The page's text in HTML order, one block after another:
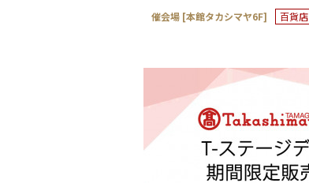
催会場 [本館タカシマヤ6F] 百貨店